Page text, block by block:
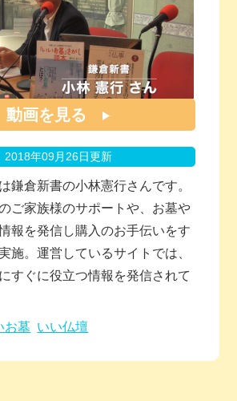
動画を見る
2018年09月26日更新
鎌倉新書の小林憲行さんです。
ご家族様のサポートや、お墓や
報を発信し購入のお手伝いをす
施。運営しているサイトでは、
すぐに役立つ情報を発信されて
お墓 いい仏壇